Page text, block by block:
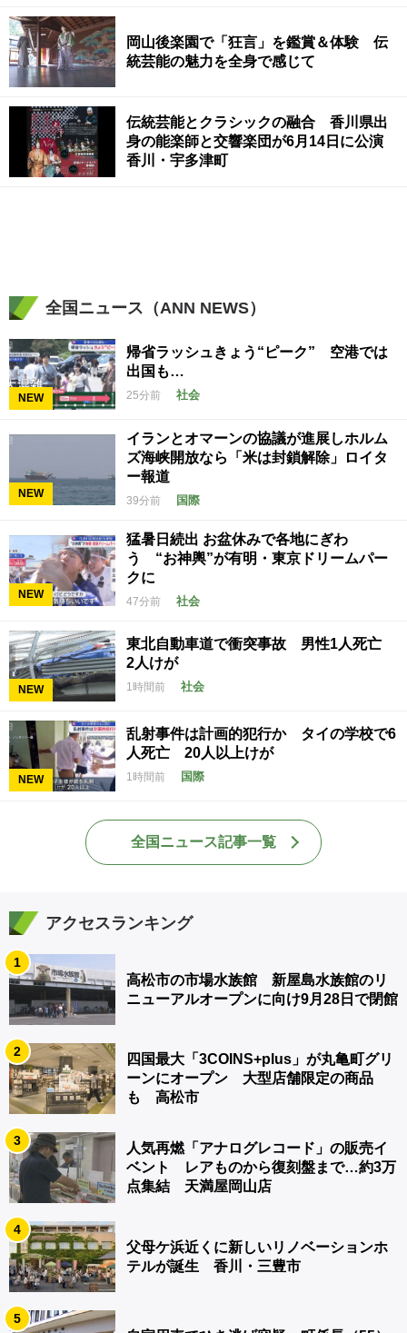
岡山後楽園で「狂言」を鑑賞＆体験 伝
統芸能の魅力を全身で感じて
伝統芸能とクラシックの融合 香川県出
身の能楽師と交響楽団が6月14日に公演
香川・宇多津町
全国ニュース（ANN NEWS）
NEW
帰省ラッシュきょう“ピーク” 空港では
出国も…
25分前 社会
NEW
イランとオマーンの協議が進展しホルム
ズ海峡開放なら「米は封鎖解除」ロイタ
ー報道
39分前 国際
NEW
猛暑日続出 お盆休みで各地にぎわ
う “お神輿”が有明・東京ドリームパー
クに
47分前 社会
NEW
東北自動車道で衝突事故 男性1人死亡
2人けが
1時間前 社会
NEW
乱射事件は計画的犯行か タイの学校で6
人死亡 20人以上けが
1時間前 国際
全国ニュース記事一覧
アクセスランキング
1
高松市の市場水族館 新屋島水族館のリ
ニューアルオープンに向け9月28日で閉館
2
四国最大「3COINS+plus」が丸亀町グリ
ーンにオープン 大型店舗限定の商品
も 高松市
3
人気再燃「アナログレコード」の販売イ
ベント レアものから復刻盤まで…約3万
点集結 天満屋岡山店
4
父母ケ浜近くに新しいリノベーションホ
テルが誕生 香川・三豊市
5